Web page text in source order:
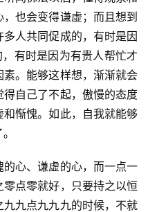
注册
也会变得谦虚；而且想到
人共同促成的，有时是因
有时是因为有贵人帮忙才
。能够这样想，渐渐就会
自己了不起，傲慢的态度
惭愧。如此，自我就能够
心、谦虚的心，而一点一
点零就好，只要持之以恒
九点九九九的时候，不就